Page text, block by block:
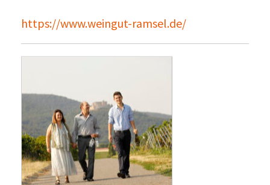
https://www.weingut-ramsel.de/